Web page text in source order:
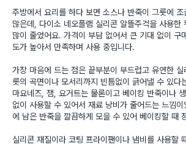
주방에서 요리를 하다 보면 소스나 반죽이 그릇에
많은데, 다이소 네오플램 실리콘 알뜰주걱을 사용한
많이 줄었어요. 가격이 부담 없어서 큰 기대 없이 구
도가 높아서 만족하며 사용 중입니다.
가장 마음에 드는 점은 끝부분이 부드럽고 유연한
릇의 곡면이나 모서리까지 빈틈없이 긁어낼 수 있다
마요네즈, 잼, 요거트는 물론이고 베이킹 반죽이나
없이 사용할 수 있어서 재료 낭비가 줄어드는 느낌
에 남은 반죽을 깔끔하게 모을 수 있어 베이킹할 때
실리콘 재질이라 코팅 프라이팬이나 냄비를 사용할